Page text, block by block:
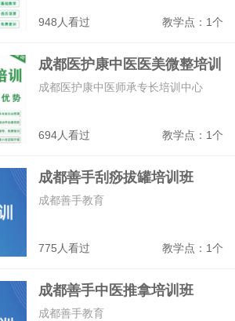
948人看过 教学点：1个
成都医护康中医医美微整培训
班
694人看过 教学点：1个
成都医护康中医师承专长培训中心
成都善手刮痧拔罐培训班
775人看过 教学点：1个
成都善手教育
成都善手中医推拿培训班
成都善手教育